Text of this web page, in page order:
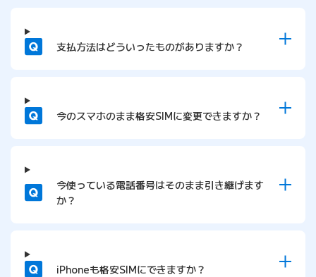
質問 支払方法はどういったものがありますか？
質問 今のスマホのまま格安SIMに変更できますか？
質問
今使っている電話番号はそのまま引き継げます
か？
質問 iPhoneも格安SIMにできますか？